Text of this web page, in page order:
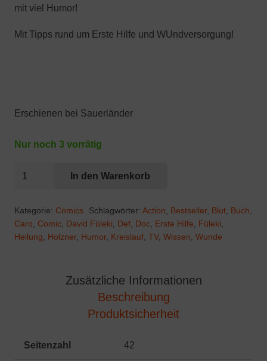
mit viel Humor!
Mit Tipps rund um Erste Hilfe und WUndversorgung!
Erschienen bei Sauerländer
Nur noch 3 vorrätig
von
Bestseller-
Autorin:
In den Warenkorb
Kategorie: Comics Schlagwörter: Action Bestseller, Blut, Buch
Caro
Comic David Füleki Def Doc Erste Hilfe Füleki
Heilung
Holzner, Humor, Kreislauf TV, Wissen Wunde
Zusätzliche Informationen
Beschreibung
Produktsicherheit
Seitenzahl 42